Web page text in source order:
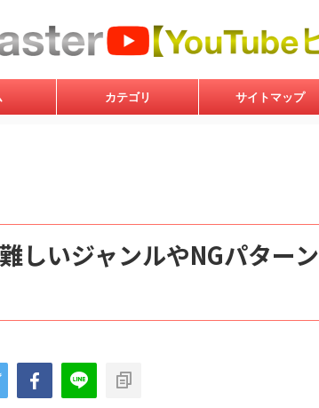
カテゴリ サイトマップ
しいジャンルやNGパターン